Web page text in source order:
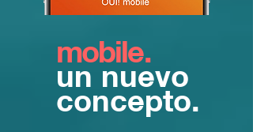
mobile.
un nuevo
concepto.